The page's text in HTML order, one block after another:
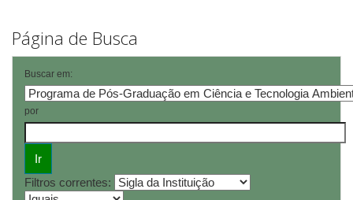
Página de Busca
Buscar em:
por
Filtros correntes: